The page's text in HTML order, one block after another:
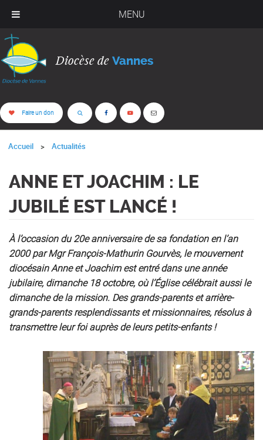
MENU
Diocèse de Vannes
Faire un don
Accueil Actualités
ANNE ET JOACHIM : LE
JUBILÉ EST LANCÉ !
À l’occasion du 20e anniversaire de sa fondation en l’an
2000 par Mgr François-Mathurin Gourvès, le mouvement
diocésain Anne et Joachim est entré dans une année
jubilaire, dimanche 18 octobre, où l’Église célébrait aussi le
dimanche de la mission. Des grands-parents et arrière-
grands-parents resplendissants et missionnaires, résolus à
transmettre leur foi auprès de leurs petits-enfants !